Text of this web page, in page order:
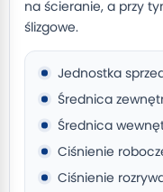
na ścieranie, a przy
ślizgowe.
Jednostka
Średnica
Średnica
Ciśnienie
Ciśnienie